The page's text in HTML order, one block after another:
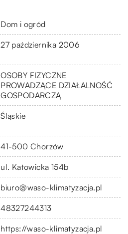
Dom i ogród
27 października 2006
OSOBY FIZYCZNE
PROWADZĄCE DZIAŁALNOŚĆ
GOSPODARCZĄ
Śląskie
41-500 Chorzów
ul. Katowicka 154b
biuro@waso-klimatyzacja.pl
48327244313
https://waso-klimatyzacja.pl